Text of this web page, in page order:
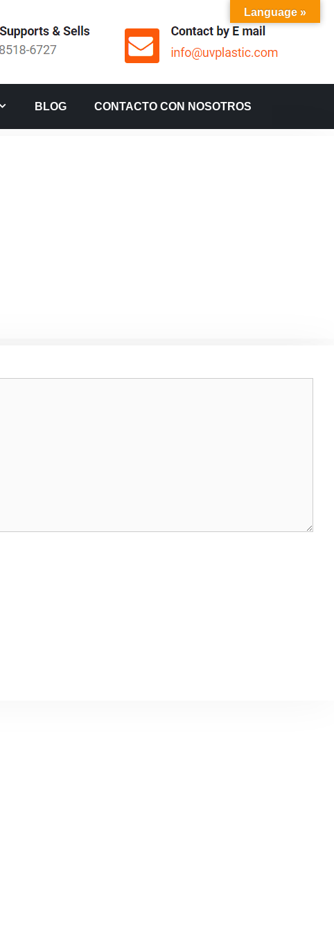
BLOG CONTACTO CON NOSOTROS
Language »